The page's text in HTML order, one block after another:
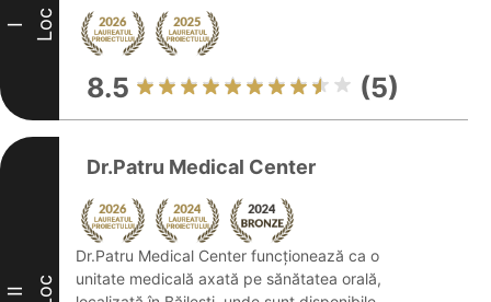
I Loc
8.5 (5)
II Loc
Dr.Patru Medical Center
Dr.Patru Medical Center funcționează ca o
unitate medicală axată pe sănătatea orală,